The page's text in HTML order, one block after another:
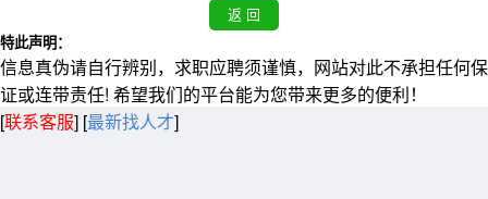
特此声明：
信息真伪请自行辨别，求职应聘须谨慎，网站对此不承担任何保
证或连带责任! 希望我们的平台能为您带来更多的便利！
[联系客服] [最新找人才]